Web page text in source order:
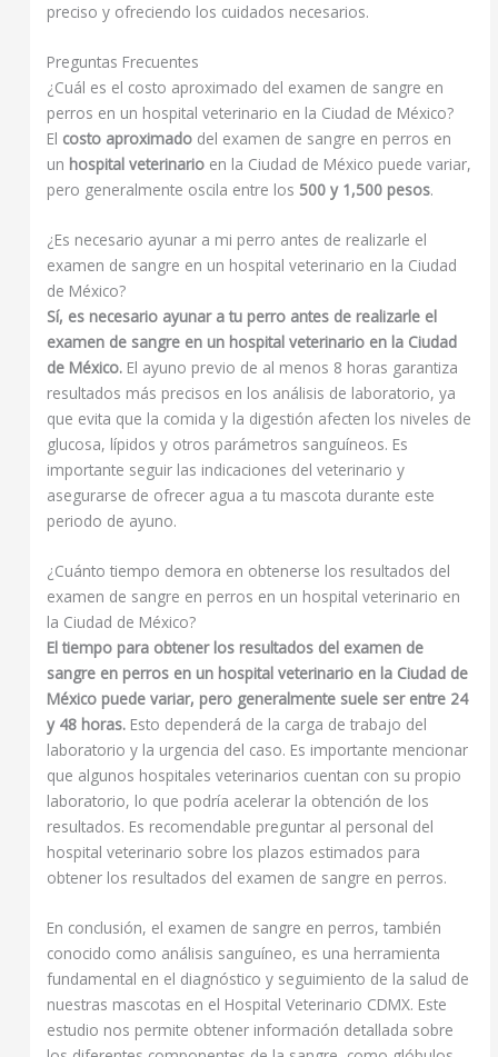
preciso y ofreciendo los cuidados necesarios.
Preguntas Frecuentes
¿Cuál es el costo aproximado del examen de sangre en
perros en un hospital veterinario en la Ciudad de México?
El costo aproximado del examen de sangre en perros en
un hospital veterinario en la Ciudad de México puede variar,
pero generalmente oscila entre los 500 y 1,500 pesos.
¿Es necesario ayunar a mi perro antes de realizarle el
examen de sangre en un hospital veterinario en la Ciudad
de México?
Sí, es necesario ayunar a tu perro antes de realizarle el
examen de sangre en un hospital veterinario en la Ciudad
de México. El ayuno previo de al menos 8 horas garantiza
resultados más precisos en los análisis de laboratorio, ya
que evita que la comida y la digestión afecten los niveles de
glucosa, lípidos y otros parámetros sanguíneos. Es
importante seguir las indicaciones del veterinario y
asegurarse de ofrecer agua a tu mascota durante este
periodo de ayuno.
¿Cuánto tiempo demora en obtenerse los resultados del
examen de sangre en perros en un hospital veterinario en
la Ciudad de México?
El tiempo para obtener los resultados del examen de
sangre en perros en un hospital veterinario en la Ciudad de
México puede variar, pero generalmente suele ser entre 24
y 48 horas. Esto dependerá de la carga de trabajo del
laboratorio y la urgencia del caso. Es importante mencionar
que algunos hospitales veterinarios cuentan con su propio
laboratorio, lo que podría acelerar la obtención de los
resultados. Es recomendable preguntar al personal del
hospital veterinario sobre los plazos estimados para
obtener los resultados del examen de sangre en perros.
En conclusión, el examen de sangre en perros, también
conocido como análisis sanguíneo, es una herramienta
fundamental en el diagnóstico y seguimiento de la salud de
nuestras mascotas en el Hospital Veterinario CDMX. Este
estudio nos permite obtener información detallada sobre